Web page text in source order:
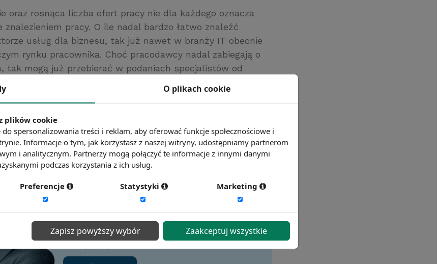
oraz rosnąca liczba ofert pracy nie dla każdego oznacza
znalezieniem pracy. O ile nadal bardzo łatwo znaleźć
usług dla biznesu, tak już nawet w branży IT obecnie
rynku pracownika. Choć pracodawcy nadal zabiegają o
tak mogą już przebierać w podaniach specjalistów od
Zobacz więcej wiadomości
O plikach cookie
plików cookie
spersonalizowania treści i reklam, aby oferować funkcje społecznościowe i
Informacje o tym, jak korzystasz z naszej witryny, udostępniamy partnerom
i analitycznym. Partnerzy mogą połączyć te informacje z innymi danymi
podczas korzystania z ich usług.
Preferencje Statystyki Marketing
Zapisz powyższy wybór Zaakceptuj wszystkie